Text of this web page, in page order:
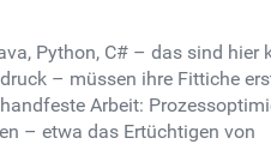
Python, C# – das sind hier
– müssen ihre Fittiche
Arbeit:
– etwa das Ertüchtigen von